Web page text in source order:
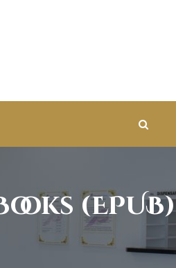
(EPUB)